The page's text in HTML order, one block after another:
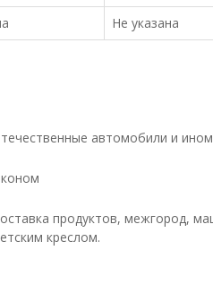
Не указана
автомобили и
продуктов, межгород,
креслом.